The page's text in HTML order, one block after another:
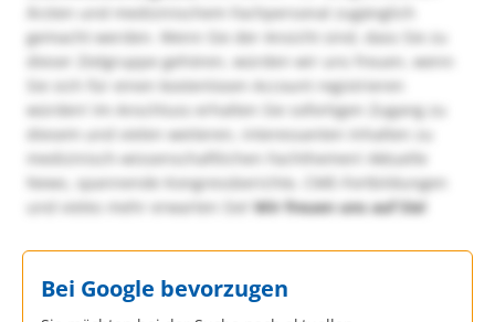
Ärzten und medizinischem Fachpersonal zugänglich
gemacht werden. Wenn Sie der Ansicht sind, dass Sie zu
dieser Zielgruppe gehören, würden wir uns freuen, wenn
Sie sich für einen kostenlosen Account registrieren
würden! Im Anschluss erhalten Sie sofortigen Zugang zu
diesem und vielen weiteren, interessanten Inhalten zu
medizinisch-wissenschaftlichen Fachthemen! Aktuelle
News, spannende Kongressberichte, CME-Fortbildungen
und vieles mehr erwarten Sie!Wir freuen uns auf Sie!
Bei Google bevorzugen